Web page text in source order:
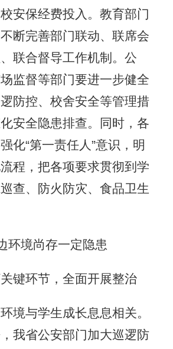
安保经费投入。教育部门
断完善部门联动、联席会
联合督导工作机制。公
监督等部门要进一步健全
防控、校舍安全等管理措
安全隐患排查。同时，各
化“第一责任人”意识，明
程，把各项要求贯彻到学
查、防火防灾、食品卫生
境尚存一定隐患
环节，全面开展整治
与学生成长息息相关。
我省公安部门加大巡逻防